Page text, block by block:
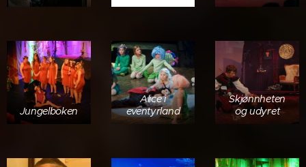
Jungelboken
Alice i
eventyrland
Skjønnheten
og udyret